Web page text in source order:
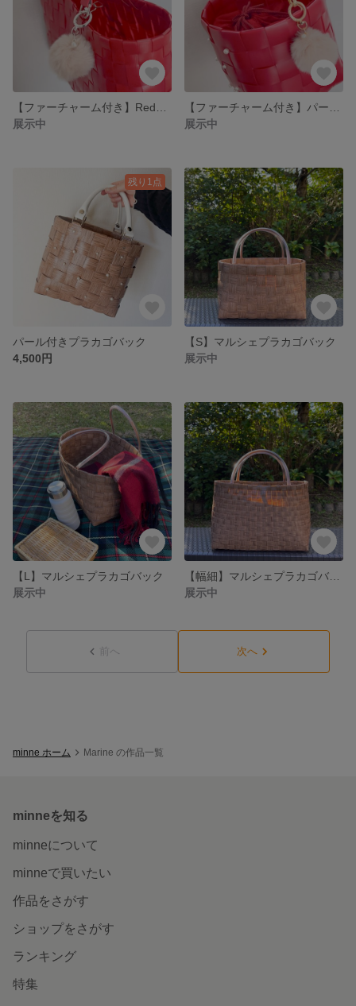
展示中
展示中
残り1点
パール付きプラカゴバック
4,500円
【S】マルシェプラカゴバック
展示中
【L】マルシェプラカゴバック
展示中
展示中
前へ 次へ
minne ホーム Marine の作品一覧
minneを知る
minneについて
minneで買いたい
作品をさがす
ショップをさがす
ランキング
特集